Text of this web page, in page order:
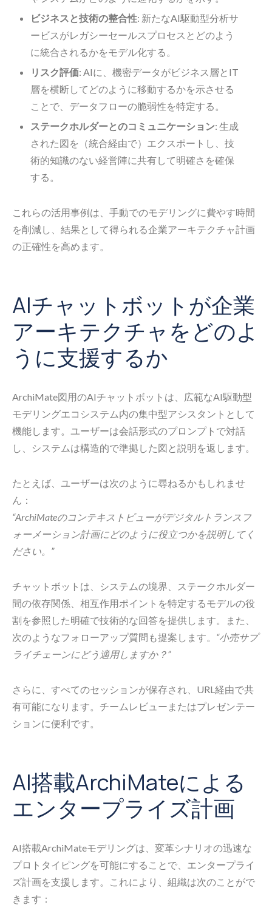
ビジネスと技術の整合性: 新たなAI駆動型分析サ
ービスがレガシーセールスプロセスとどのよう
に統合されるかをモデル化する。
リスク評価: AIに、機密データがビジネス層とIT
層を横断してどのように移動するかを示させる
ことで、データフローの脆弱性を特定する。
ステークホルダーとのコミュニケーション: 生成
された図を（統合経由で）エクスポートし、技
術的知識のない経営陣に共有して明確さを確保
する。
これらの活用事例は、手動でのモデリングに費やす時間
を削減し、結果として得られる企業アーキテクチャ計画
の正確性を高めます。
AIチャットボットが企業
アーキテクチャをどのよ
うに支援するか
ArchiMate図用のAIチャットボットは、広範なAI駆動型
モデリングエコシステム内の集中型アシスタントとして
機能します。ユーザーは会話形式のプロンプトで対話
し、システムは構造的で準拠した図と説明を返します。
たとえば、ユーザーは次のように尋ねるかもしれませ
ん：
“ArchiMateのコンテキストビューがデジタルトランスフ
ォーメーション計画にどのように役立つかを説明してく
ださい。”
チャットボットは、システムの境界、ステークホルダー
間の依存関係、相互作用ポイントを特定するモデルの役
割を参照した明確で技術的な回答を提供します。また、
次のようなフォローアップ質問も提案します。 “小売サプ
ライチェーンにどう適用しますか？”
さらに、すべてのセッションが保存され、URL経由で共
有可能になります。チームレビューまたはプレゼンテー
ションに便利です。
AI搭載ArchiMateによる
エンタープライズ計画
AI搭載ArchiMateモデリングは、変革シナリオの迅速な
プロトタイピングを可能にすることで、エンタープライ
ズ計画を支援します。これにより、組織は次のことがで
きます：